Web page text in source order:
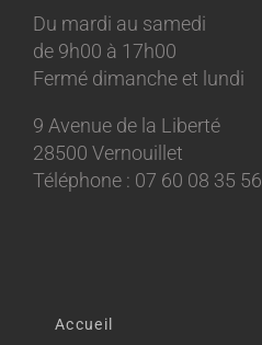
Du mardi au samedi
de 9h00 à 17h00
Fermé dimanche et lundi
9 Avenue de la Liberté
28500 Vernouillet
Téléphone : 07 60 08 35 56
Accueil